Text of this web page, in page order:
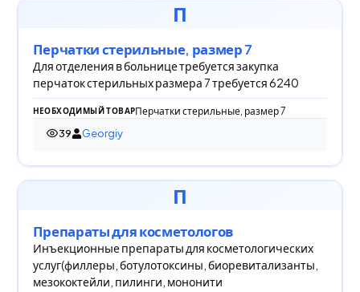
П
Перчатки стерильные, размер 7
Для отделения в больнице требуется закупка
перчаток стерильных размера 7 требуется 6240
НЕОБХОДИМЫЙ ТОВАРПерчатки стерильные, размер 7
39
39 просмотров
Georgiy
П
Препараты для косметологов
Инъекционные препараты для косметологических
услуг(филлеры, ботулотоксины, биоревитализанты,
мезококтейли, пилинги, мононити